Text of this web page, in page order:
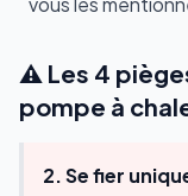
⚠️ Les 4
pompe à
2. Se fier